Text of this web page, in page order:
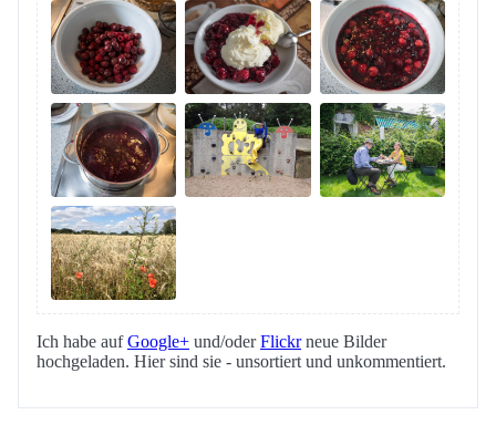
Ich habe aufGoogle+ und/oderFlickrneue Bilder
hochgeladen. Hier sind sie - unsortiert und unkommentiert.